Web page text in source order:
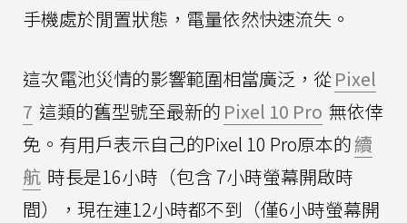
手機處於閒置狀態，電量依然快速流失。
這次電池災情的影響範圍相當廣泛，從Pixel
7 這類的舊型號至最新的 Pixel 10 Pro 無依倖
免。有用戶表示自己的Pixel 10 Pro原本的續
航 時長是16小時（包含 7小時螢幕開啟時
間），現在連12小時都不到（僅6小時螢幕開